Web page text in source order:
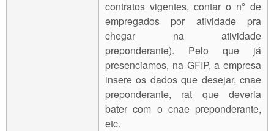
contratos vigentes, contar o nº de
empregados por atividade pra
chegar na atividade
preponderante). Pelo que já
presenciamos, na GFIP, a empresa
insere os dados que desejar, cnae
preponderante, rat que deveria
bater com o cnae preponderante,
etc.